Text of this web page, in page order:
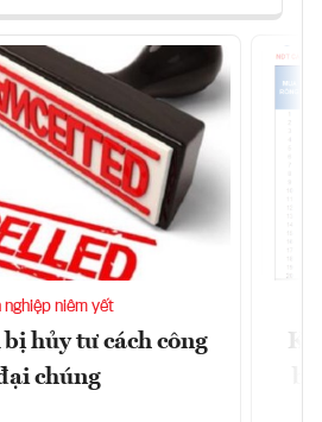
nghiệp niêm yết
hủy tư cách công
chúng